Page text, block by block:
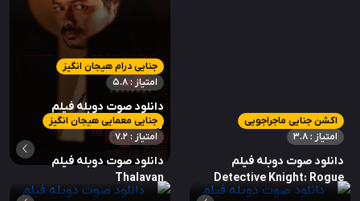
جنایی درام هیجان انگیز
امتیاز : 5.8
دانلود صوت دوبله فیلم
Kannai Nambathey
اکشن جنایی ماجراجویی
امتیاز : 3.8
دانلود صوت دوبله فیلم
Detective Knight: Rogue
جنایی معمایی هیجان انگیز
امتیاز : 7.2
دانلود صوت دوبله فیلم
Thalavan